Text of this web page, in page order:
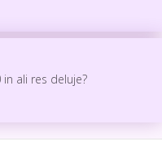
ali res deluje?